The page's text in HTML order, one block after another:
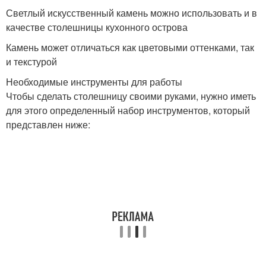
Светлый искусственный камень можно использовать и в
качестве столешницы кухонного острова
Камень может отличаться как цветовыми оттенками, так
и текстурой
Необходимые инструменты для работы
Чтобы сделать столешницу своими руками, нужно иметь
для этого определенный набор инструментов, который
представлен ниже: